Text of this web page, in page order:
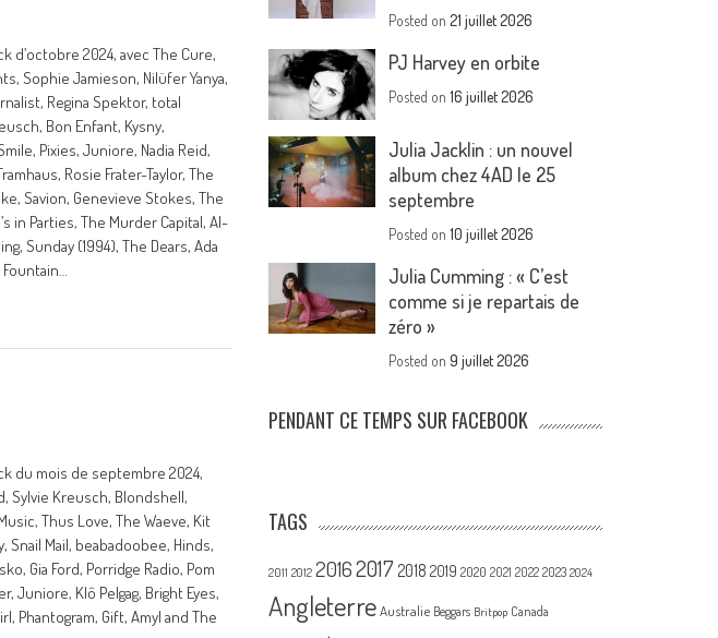
d’octobre 2024, avec The Cure,
Sophie Jamieson, Nilüfer Yanya,
Regina Spektor, total
Bon Enfant, Kysny,
Pixies, Juniore, Nadia Reid,
Rosie Frater-Taylor, The
Savion, Genevieve Stokes, The
in Parties, The Murder Capital, Al-
Sunday (1994), The Dears, Ada
Fountain…
du mois de septembre 2024,
Sylvie Kreusch, Blondshell,
Thus Love, The Waeve, Kit
Snail Mail, beabadoobee, Hinds,
Gia Ford, Porridge Radio, Pom
Juniore, Klô Pelgag, Bright Eyes,
Phantogram, Gift, Amyl and The
Posted on21 juillet 2026
PJ Harvey en orbite
Posted on16 juillet 2026
Julia Jacklin : un nouvel
album chez 4AD le 25
septembre
Posted on10 juillet 2026
Julia Cumming : « C’est
comme si je repartais de
zéro »
Posted on9 juillet 2026
PENDANT CE TEMPS SUR FACEBOOK
TAGS
2011 2012 20162017 2018 2019 2020 2021 2022 2023 2024
Angleterre Australie Beggars Britpop Canada